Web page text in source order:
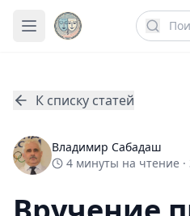
К списку статей
Владимир Сабадаш
4 минуты на чтение ·